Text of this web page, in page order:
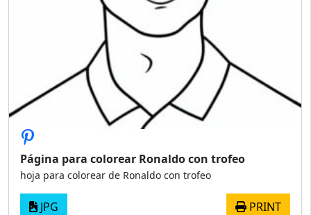
Página para colorear Ronaldo con trofeo
hoja para colorear de Ronaldo con trofeo
JPG PRINT